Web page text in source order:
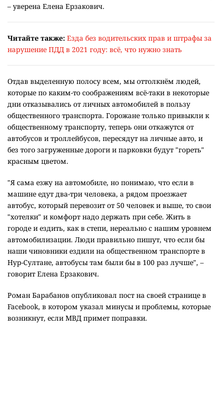
– уверена Елена Ерзакович.
Читайте также: Езда без водительских прав и штрафы за
нарушение ПДД в 2021 году: всё, что нужно знать
Отдав выделенную полосу всем, мы оттолкнём людей,
которые по каким-то соображениям всё-таки в некоторые
дни отказывались от личных автомобилей в пользу
общественного транспорта. Горожане только привыкли к
общественному транспорту, теперь они откажутся от
автобусов и троллейбусов, пересядут на личные авто, и
без того загруженные дороги и парковки будут "гореть"
красным цветом.
"Я сама езжу на автомобиле, но понимаю, что если в
машине едут два-три человека, а рядом проезжает
автобус, который перевозит от 50 человек и выше, то свои
"хотелки" и комфорт надо держать при себе. Жить в
городе и ездить, как в степи, нереально с нашим уровнем
автомобилизации. Люди правильно пишут, что если бы
наши чиновники ездили на общественном транспорте в
Нур-Султане, автобусы там были бы в 100 раз лучше", –
говорит Елена Ерзакович.
Роман Барабанов опубликовал пост на своей странице в
Facebook, в котором указал минусы и проблемы, которые
возникнут, если МВД примет поправки.